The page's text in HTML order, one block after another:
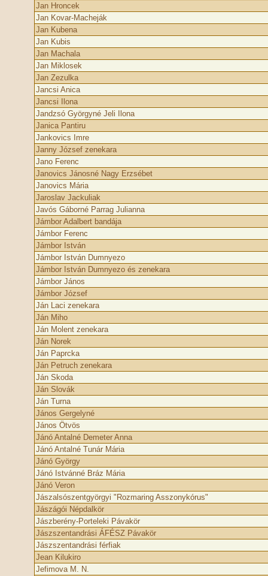
Jan Hroncek
Jan Kovar-Macheják
Jan Kubena
Jan Kubis
Jan Machala
Jan Miklosek
Jan Zezulka
Jancsi Anica
Jancsi Ilona
Jandzsó Györgyné Jeli Ilona
Janica Pantiru
Jankovics Imre
Janny József zenekara
Jano Ferenc
Janovics Jánosné Nagy Erzsébet
Janovics Mária
Jaroslav Jackuliak
Javós Gáborné Parrag Julianna
Jámbor Adalbert bandája
Jámbor Ferenc
Jámbor István
Jámbor István Dumnyezo
Jámbor István Dumnyezo és zenekara
Jámbor János
Jámbor József
Ján Laci zenekara
Ján Miho
Ján Molent zenekara
Ján Norek
Ján Paprcka
Ján Petruch zenekara
Ján Skoda
Ján Slovák
Ján Turna
János Gergelyné
János Ötvös
Jánó Antalné Demeter Anna
Jánó Antalné Tunár Mária
Jánó György
Jánó Istvánné Bráz Mária
Jánó Veron
Jászalsószentgyörgyi "Rozmaring Asszonykórus"
Jászágói Népdalkör
Jászberény-Porteleki Pávakör
Jászszentandrási ÁFÉSZ Pávakör
Jászszentandrási férfiak
Jean Kilukiro
Jefimova M. N.